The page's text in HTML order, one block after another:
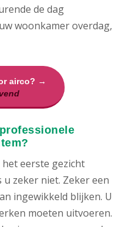
de dag
woonkamer overdag,
airco? →
eerste gezicht
zeker niet. Zeker een
ingewikkeld blijken. U
moeten uitvoeren.